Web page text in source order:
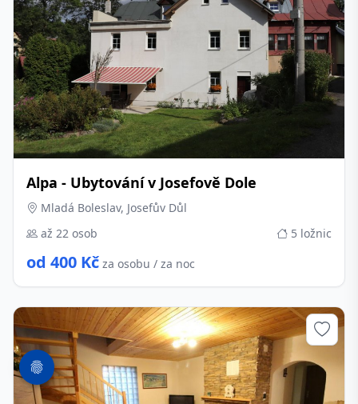
Alpa - Ubytování v Josefově Dole
Mladá Boleslav, Josefův Důl
až 22 osob
5 ložnic
od 400 Kč za osobu / za noc